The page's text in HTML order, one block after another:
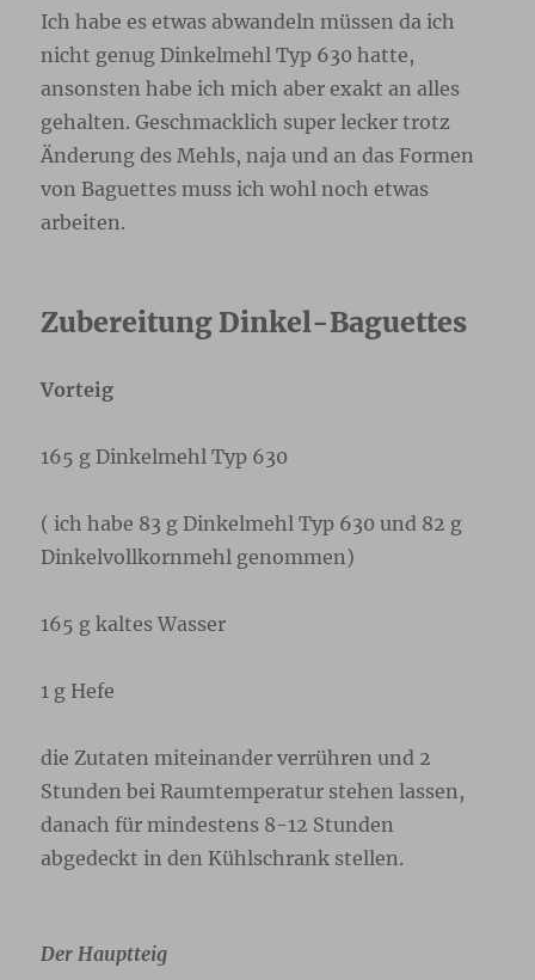
Ich habe es etwas abwandeln müssen da ich
nicht genug Dinkelmehl Typ 630 hatte,
ansonsten habe ich mich aber exakt an alles
gehalten. Geschmacklich super lecker trotz
Änderung des Mehls, naja und an das Formen
von Baguettes muss ich wohl noch etwas
arbeiten.
Zubereitung Dinkel-Baguettes
Vorteig
165 g Dinkelmehl Typ 630
( ich habe 83 g Dinkelmehl Typ 630 und 82 g
Dinkelvollkornmehl genommen)
165 g kaltes Wasser
1 g Hefe
die Zutaten miteinander verrühren und 2
Stunden bei Raumtemperatur stehen lassen,
danach für mindestens 8-12 Stunden
abgedeckt in den Kühlschrank stellen.
Der Hauptteig